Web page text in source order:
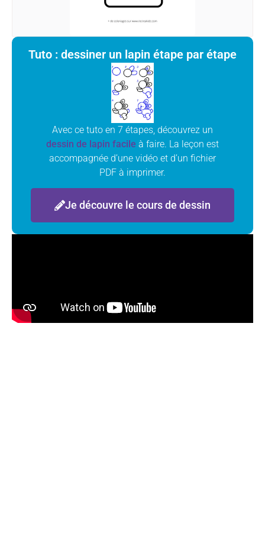
Tuto : dessiner un lapin étape par étape
Avec ce tuto en 7 étapes, découvrez un
dessin de lapin facile à faire. La leçon est
accompagnée d’une vidéo et d’un fichier
PDF à imprimer.
Je découvre le cours de dessin